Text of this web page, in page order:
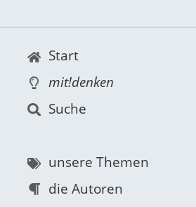
Start
mit!denken
Suche
unsere Themen
die Autoren